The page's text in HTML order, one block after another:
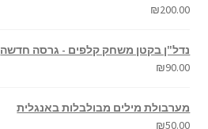
₪200.00
נדל"ן בקטן משחק קלפים - גרסה חדשה
₪90.00
מערבולת מילים מבולבלות באנגלית
₪50.00